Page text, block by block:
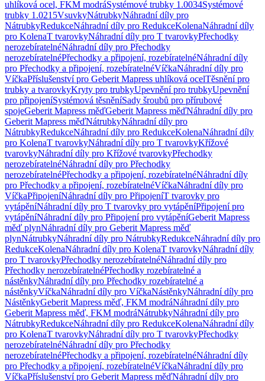
uhlíková ocel, FKM modráSystémové trubky 1.0034Systémové
trubky 1.0215VsuvkyNátrubkyNáhradní díly pro
NátrubkyRedukceNáhradní díly pro RedukceKolenaNáhradní díly
pro KolenaT tvarovkyNáhradní díly pro T tvarovkyPřechodky
nerozebíratelnéNáhradní díly pro Přechodky
nerozebíratelnéPřechodky a připojení, rozebíratelnéNáhradní díly
pro Přechodky a připojení, rozebíratelnéVíčkaNáhradní díly pro
VíčkaPříslušenství pro Geberit Mapress uhlíková ocelTěsnění pro
trubky a tvarovkyKryty pro trubkyUpevnění pro trubkyUpevnění
pro připojeníSystémová těsněníSady šroubů pro přírubové
spojeGeberit Mapress měďGeberit Mapress měďNáhradní díly pro
Geberit Mapress měďNátrubkyNáhradní díly pro
NátrubkyRedukceNáhradní díly pro RedukceKolenaNáhradní díly
pro KolenaT tvarovkyNáhradní díly pro T tvarovkyKřížové
tvarovkyNáhradní díly pro Křížové tvarovkyPřechodky
nerozebíratelnéNáhradní díly pro Přechodky
nerozebíratelnéPřechodky a připojení, rozebíratelnéNáhradní díly
pro Přechodky a připojení, rozebíratelnéVíčkaNáhradní díly pro
VíčkaPřipojeníNáhradní díly pro PřipojeníT tvarovky pro
vytápěníNáhradní díly pro T tvarovky pro vytápěníPřipojení pro
vytápěníNáhradní díly pro Připojení pro vytápěníGeberit Mapress
měď plynNáhradní díly pro Geberit Mapress měď
plynNátrubkyNáhradní díly pro NátrubkyRedukceNáhradní díly pro
RedukceKolenaNáhradní díly pro KolenaT tvarovkyNáhradní díly
pro T tvarovkyPřechodky nerozebíratelnéNáhradní díly pro
Přechodky nerozebíratelnéPřechodky rozebíratelné a
nástěnkyNáhradní díly pro Přechodky rozebíratelné a
nástěnkyVíčkaNáhradní díly pro VíčkaNástěnkyNáhradní díly pro
NástěnkyGeberit Mapress měď, FKM modráNáhradní díly pro
Geberit Mapress měď, FKM modráNátrubkyNáhradní díly pro
NátrubkyRedukceNáhradní díly pro RedukceKolenaNáhradní díly
pro KolenaT tvarovkyNáhradní díly pro T tvarovkyPřechodky
nerozebíratelnéNáhradní díly pro Přechodky
nerozebíratelnéPřechodky a připojení, rozebíratelnéNáhradní díly
pro Přechodky a připojení, rozebíratelnéVíčkaNáhradní díly pro
VíčkaPříslušenství pro Geberit Mapress měďNáhradní díly pro